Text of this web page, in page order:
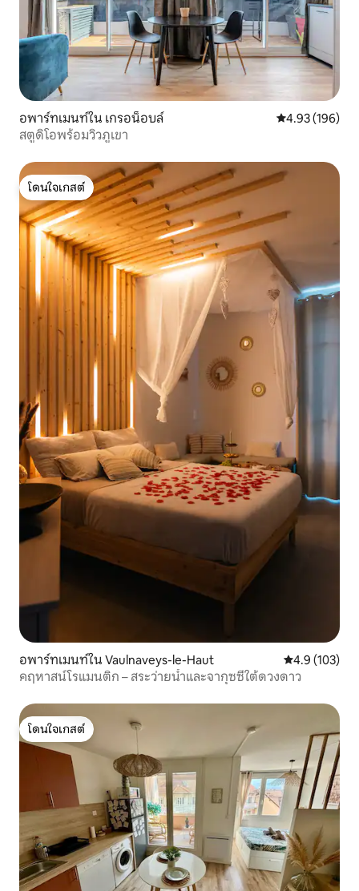
อพาร์ทเมนท์ใน เกรอน็อบล์ คะแนนเฉลี่ย
4.93 (196)
สตูดิโอพร้อมวิวภูเขา
โดนใจเกสต์
โดนใจเกสต์
อพาร์ทเมนท์ใน Vaulnaveys-le-Haut คะแนนเฉลี่ย
4.9 (103)
คฤหาสน์โรแมนติก – สระว่ายน้ำและจากุซซี่ใต้ดวงดาว
โดนใจเกสต์
โดนใจเกสต์